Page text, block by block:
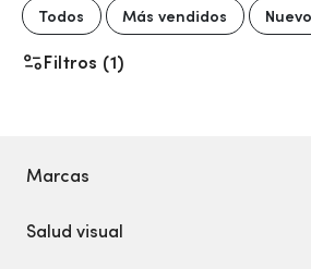
Todos Más vendidos
Filtros (1)
Marcas
Salud visual